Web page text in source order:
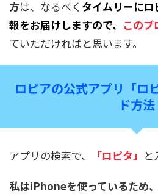
方は、なるべく タイムリーに
報をお届けしますので、 このブ
ていただければと思います。
ロピアの公式アプリ「ロ
ド方法
アプリの検索で、 「ロピタ」 と
私はiPhoneを使っているため